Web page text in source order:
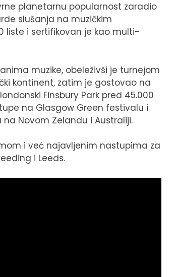
planetarnu popularnost zaradio
slušanja na muzičkim
liste i sertifikovan je kao multi-
muzike, obeleživši je turnejom
kontinent, zatim je gostovao na
Finsbury Park pred 45.000
na Glasgow Green festivalu i
Novom Zelandu i Australiji.
i već najavljenim nastupima za
i Leeds.